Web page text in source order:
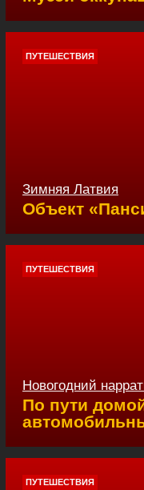
ПУТЕШЕСТВИЯ
Зимняя Латвия
Объект
ПУТЕШЕСТВИЯ
Новогодний
По пути
ПУТЕШЕСТВИЯ